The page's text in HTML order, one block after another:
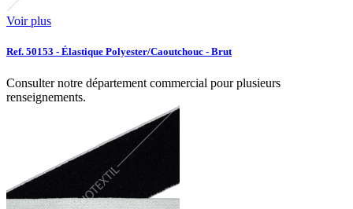
Voir plus
Ref. 50153 - Élastique Polyester/Caoutchouc - Brut
Consulter notre département commercial pour plusieurs
renseignements.